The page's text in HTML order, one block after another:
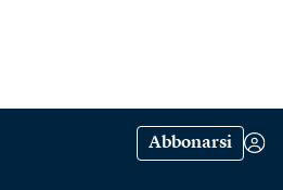
Abbonarsi